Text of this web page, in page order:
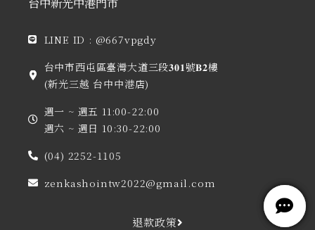
LINE ID : @667vpgdy
台中市西屯區臺灣大道三段𝟑𝟎𝟏號𝐁𝟐樓
(新光三越 台中中港店)
週一 ~ 週五 11:00-22:00
週六 ~ 週日 10:30-22:00
(04) 2252-1105
zenkashointw2022@gmail.com
退款政策